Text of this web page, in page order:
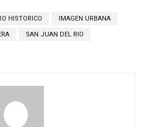
HISTORICO IMAGEN URBANA
SAN JUAN DEL RIO